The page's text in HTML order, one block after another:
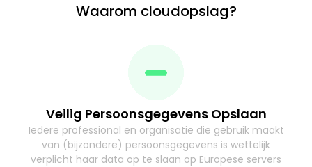
Waarom cloudopslag?
Veilig Persoonsgegevens Opslaan
Iedere professional en organisatie die gebruik maakt
van (bijzondere) persoonsgegevens is wettelijk
verplicht haar data op te slaan op Europese servers